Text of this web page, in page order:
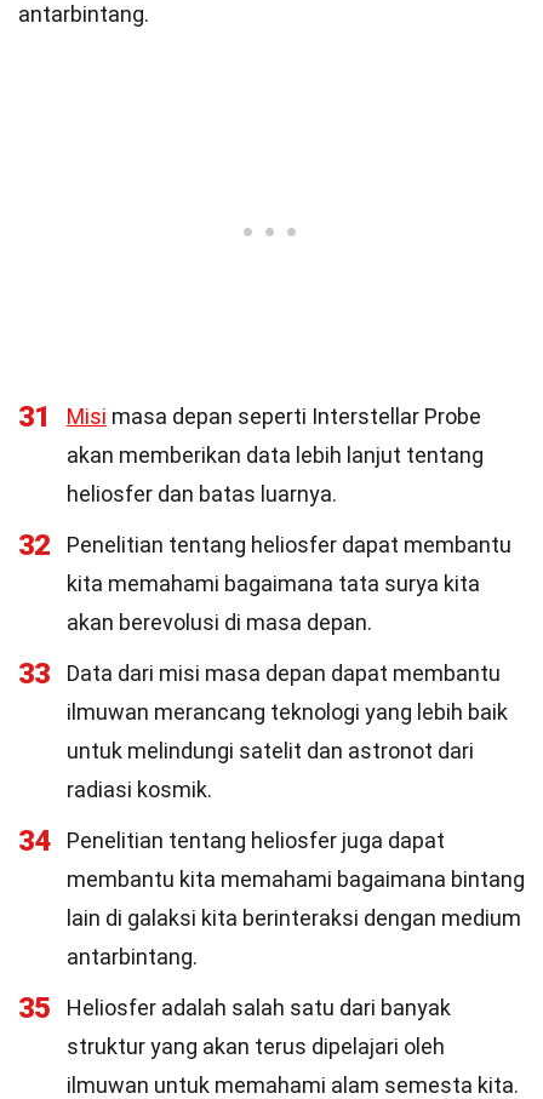
antarbintang.
31 Misi masa depan seperti Interstellar Probe
akan memberikan data lebih lanjut tentang
heliosfer dan batas luarnya.
32
Penelitian tentang heliosfer dapat membantu
kita memahami bagaimana tata surya kita
akan berevolusi di masa depan.
33
Data dari misi masa depan dapat membantu
ilmuwan merancang teknologi yang lebih baik
untuk melindungi satelit dan astronot dari
radiasi kosmik.
34
Penelitian tentang heliosfer juga dapat
membantu kita memahami bagaimana bintang
lain di galaksi kita berinteraksi dengan medium
antarbintang.
35
Heliosfer adalah salah satu dari banyak
struktur yang akan terus dipelajari oleh
ilmuwan untuk memahami alam semesta kita.